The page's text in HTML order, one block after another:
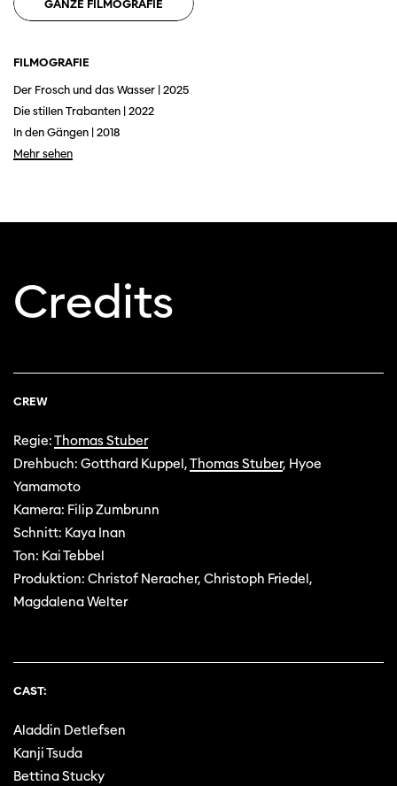
GANZE FILMOGRAFIE
FILMOGRAFIE
Der Frosch und das Wasser | 2025
Die stillen Trabanten | 2022
In den Gängen | 2018
Mehr sehen
Credits
CREW
Regie:Thomas Stuber
Drehbuch: Gotthard Kuppel,Thomas Stuber, Hyoe
Yamamoto
Kamera: Filip Zumbrunn
Schnitt: Kaya Inan
Ton: Kai Tebbel
Produktion: Christof Neracher, Christoph Friedel,
Magdalena Welter
CAST:
Aladdin Detlefsen
Kanji Tsuda
Bettina Stucky